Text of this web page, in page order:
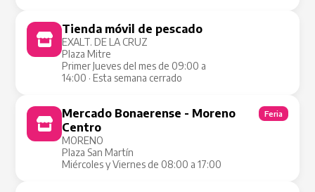
Tienda móvil de pescado
EXALT. DE LA CRUZ
Plaza Mitre
Primer Jueves del mes de 09:00 a
14:00 · Esta semana cerrado
Mercado Bonaerense - Moreno
Centro
MORENO
Plaza San Martín
Miércoles y Viernes de 08:00 a 17:00
Feria